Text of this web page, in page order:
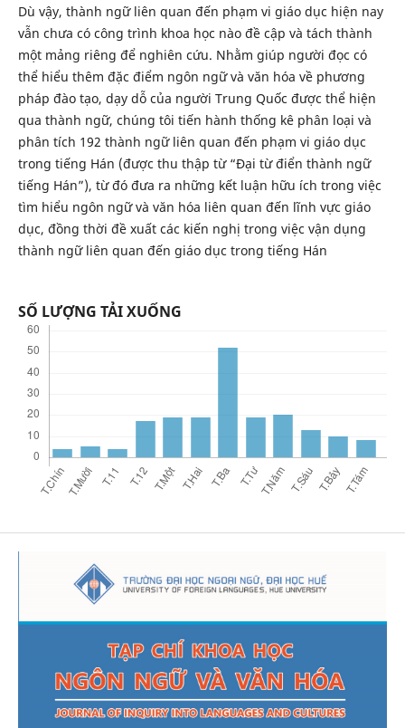
Dù vậy, thành ngữ liên quan đến phạm vi giáo dục hiện nay
vẫn chưa có công trình khoa học nào đề cập và tách thành
một mảng riêng để nghiên cứu. Nhằm giúp người đọc có
thể hiểu thêm đặc điểm ngôn ngữ và văn hóa về phương
pháp đào tạo, dạy dỗ của người Trung Quốc được thể hiện
qua thành ngữ, chúng tôi tiến hành thống kê phân loại và
phân tích 192 thành ngữ liên quan đến phạm vi giáo dục
trong tiếng Hán (được thu thập từ “Đại từ điển thành ngữ
tiếng Hán”), từ đó đưa ra những kết luận hữu ích trong việc
tìm hiểu ngôn ngữ và văn hóa liên quan đến lĩnh vực giáo
dục, đồng thời đề xuất các kiến nghị trong việc vận dụng
thành ngữ liên quan đến giáo dục trong tiếng Hán
SỐ LƯỢNG TẢI XUỐNG